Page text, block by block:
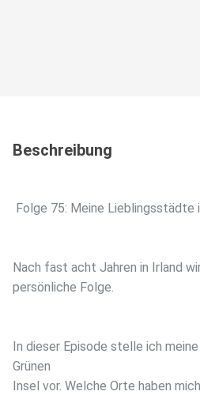
Beschreibung
Folge 75: Meine Lieblingsstädte
Nach fast acht Jahren in Irland
persönliche Folge.
In dieser Episode stelle ich
Grünen
Insel vor. Welche Orte haben